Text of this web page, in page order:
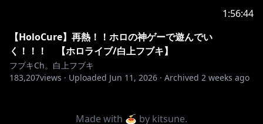
1:56:44
【HoloCure】再熱！！ホロの神ゲーで遊んでい
く！！！ 【ホロライブ/白上フブキ】
フブキCh。白上フブキ
183,207views · Uploaded Jun 11, 2026 · Archived 2 weeks ago
Made with 🍝 by kitsune.